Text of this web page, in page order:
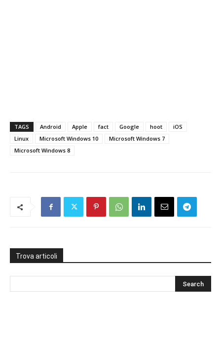
TAGS Android Apple fact Google hoot
iOS
Linux
Microsoft Windows 10
Microsoft Windows 7
Microsoft Windows 8
Trova articoli